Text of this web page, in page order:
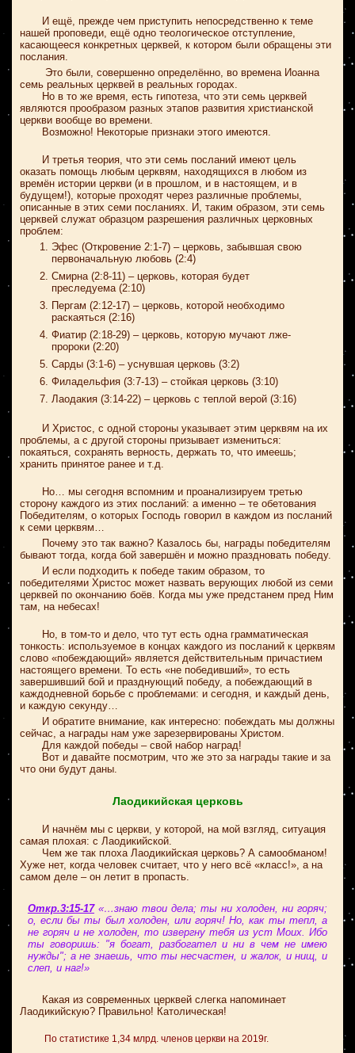
И ещё, прежде чем приступить непосредственно к теме
нашей проповеди, ещё одно теологическое отступление,
касающееся конкретных церквей, к котором были обращены эти
послания.
Это были, совершенно определённо, во времена Иоанна
семь реальных церквей в реальных городах.
Но в то же время, есть гипотеза, что эти семь церквей
являются прообразом разных этапов развития христианской
церкви вообще во времени.
Возможно! Некоторые признаки этого имеются.
И третья теория, что эти семь посланий имеют цель
оказать помощь любым церквям, находящихся в любом из
времён истории церкви (и в прошлом, и в настоящем, и в
будущем!), которые проходят через различные проблемы,
описанные в этих семи посланиях. И, таким образом, эти семь
церквей служат образцом разрешения различных церковных
проблем:
Эфес (Откровение 2:1-7) – церковь, забывшая свою
первоначальную любовь (2:4)
Смирна (2:8-11) – церковь, которая будет
преследуема (2:10)
Пергам (2:12-17) – церковь, которой необходимо
раскаяться (2:16)
Фиатир (2:18-29) – церковь, которую мучают лже-
пророки (2:20)
Сарды (3:1-6) – уснувшая церковь (3:2)
Филадельфия (3:7-13) – стойкая церковь (3:10)
Лаодакия (3:14-22) – церковь с теплой верой (3:16)
И Христос, с одной стороны указывает этим церквям на их
проблемы, а с другой стороны призывает измениться:
покаяться, сохранять верность, держать то, что имеешь;
хранить принятое ранее и т.д.
Но… мы сегодня вспомним и проанализируем третью
сторону каждого из этих посланий: а именно – те обетования
Победителям, о которых Господь говорил в каждом из посланий
к семи церквям…
Почему это так важно? Казалось бы, награды победителям
бывают тогда, когда бой завершён и можно праздновать победу.
И если подходить к победе таким образом, то
победителями Христос может назвать верующих любой из семи
церквей по окончанию боёв. Когда мы уже предстанем пред Ним
там, на небесах!
Но, в том-то и дело, что тут есть одна грамматическая
тонкость: используемое в концах каждого из посланий к церквям
слово «побеждающий» является действительным причастием
настоящего времени. То есть «не победивший», то есть
завершивший бой и празднующий победу, а побеждающий в
каждодневной борьбе с проблемами: и сегодня, и каждый день,
и каждую секунду…
И обратите внимание, как интересно: побеждать мы должны
сейчас, а награды нам уже зарезервированы Христом.
Для каждой победы – свой набор наград!
Вот и давайте посмотрим, что же это за награды такие и за
что они будут даны.
Лаодикийская церковь
И начнём мы с церкви, у которой, на мой взгляд, ситуация
самая плохая: с Лаодикийской.
Чем же так плоха Лаодикийская церковь? А самообманом!
Хуже нет, когда человек считает, что у него всё «класс!», а на
самом деле – он летит в пропасть.
Откр.3:15-17«…знаю твои дела; ты ни холоден, ни горяч;
о, если бы ты был холоден, или горяч! Но, как ты тепл, а
не горяч и не холоден, то извергну тебя из уст Моих. Ибо
ты говоришь: "я богат, разбогател и ни в чем не имею
нужды"; а не знаешь, что ты несчастен, и жалок, и нищ, и
слеп, и наг!»
Какая из современных церквей слегка напоминает
Лаодикийскую? Правильно! Католическая!
По статистике 1,34 млрд. членов церкви на 2019г.